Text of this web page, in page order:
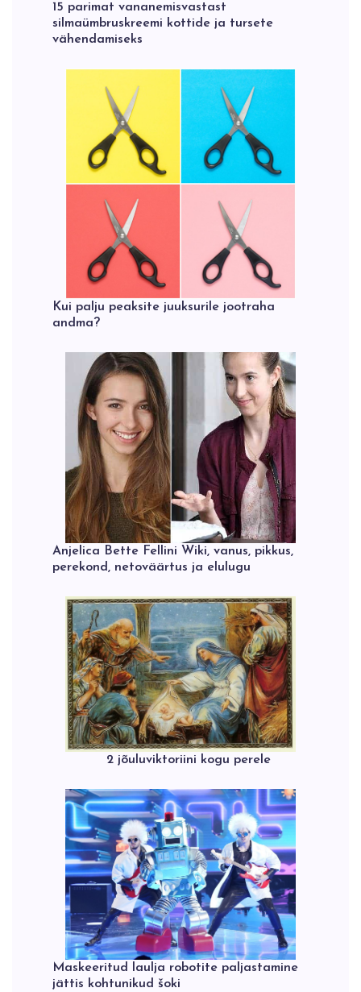
15 parimat vananemisvastast
silmaümbruskreemi kottide ja tursete
vähendamiseks
Kui palju peaksite juuksurile jootraha
andma?
Anjelica Bette Fellini Wiki, vanus, pikkus,
perekond, netoväärtus ja elulugu
2 jõuluviktoriini kogu perele
Maskeeritud laulja robotite paljastamine
jättis kohtunikud šoki